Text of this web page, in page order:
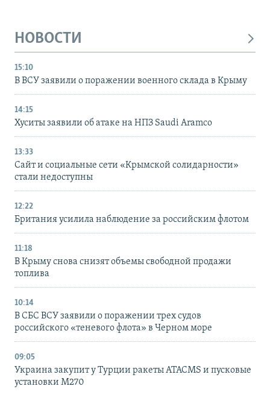
НОВОСТИ
15:10
В ВСУ заявили о поражении военного склада в Крыму
14:15
Хуситы заявили об атаке на НПЗ Saudi Aramco
13:33
Сайт и социальные сети «Крымской солидарности»
стали недоступны
12:22
Британия усилила наблюдение за российским флотом
11:18
В Крыму снова снизят объемы свободной продажи
топлива
10:14
В СБС ВСУ заявили о поражении трех судов
российского «теневого флота» в Черном море
09:05
Украина закупит у Турции ракеты ATACMS и пусковые
установки M270